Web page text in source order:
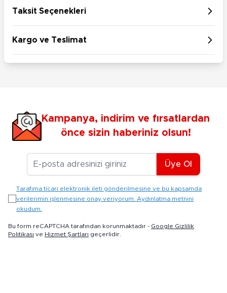
Taksit Seçenekleri
Kargo ve Teslimat
Kampanya, indirim ve fırsatlardan
önce sizin haberiniz olsun!
E-posta Adresiniz
Üye Ol
Tarafıma ticari elektronik ileti gönderilmesine ve bu kapsamda
verilerimin işlenmesine onay veriyorum. Aydınlatma metnini
okudum.
Bu form reCAPTCHA tarafından korunmaktadır - Google Gizlilik
Politikası ve Hizmet Şartları geçerlidir.